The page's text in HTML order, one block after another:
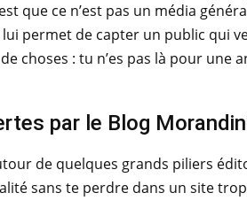
que ce n’est pas un média
permet de capter un public qui
choses : tu n’es pas là pour une
par le Blog
de quelques grands piliers
sans te perdre dans un site